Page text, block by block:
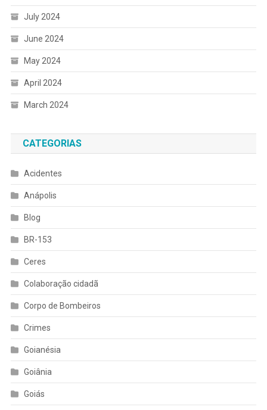
July 2024
June 2024
May 2024
April 2024
March 2024
CATEGORIAS
Acidentes
Anápolis
Blog
BR-153
Ceres
Colaboração cidadã
Corpo de Bombeiros
Crimes
Goianésia
Goiânia
Goiás